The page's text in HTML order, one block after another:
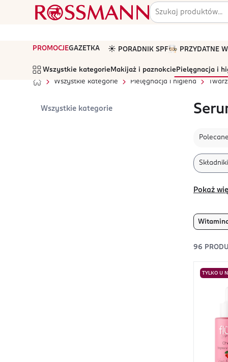
PROMOCJEGAZETKA ☀️ PORADNIK SPF🧑🏻‍🍳 PRZYDATNE
Wszystkie kategorie Makijaż i paznokcie Pielęgnacja i
Wszystkie kategorie
Pielęgnacja i higiena Twarz
Wszystkie kategorie
Polecane
Składniki
Pokaż
96
TYLKO U